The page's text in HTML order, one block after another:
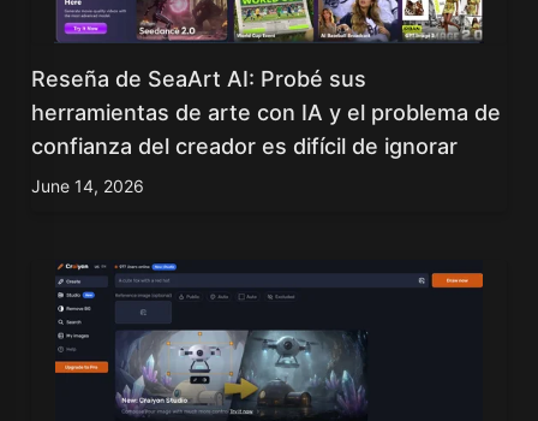
Reseña de SeaArt AI: Probé sus
herramientas de arte con IA y el problema de
confianza del creador es difícil de ignorar
June 14, 2026